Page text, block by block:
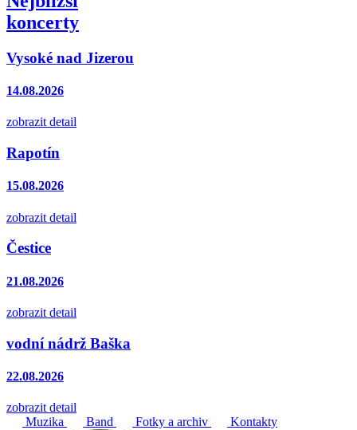
koncerty
Vysoké nad Jizerou
14.08.2026
zobrazit detail
Rapotín
15.08.2026
zobrazit detail
Čestice
21.08.2026
zobrazit detail
vodní nádrž Baška
22.08.2026
zobrazit detail
Muzika
Band Fotky a archiv Kontakty